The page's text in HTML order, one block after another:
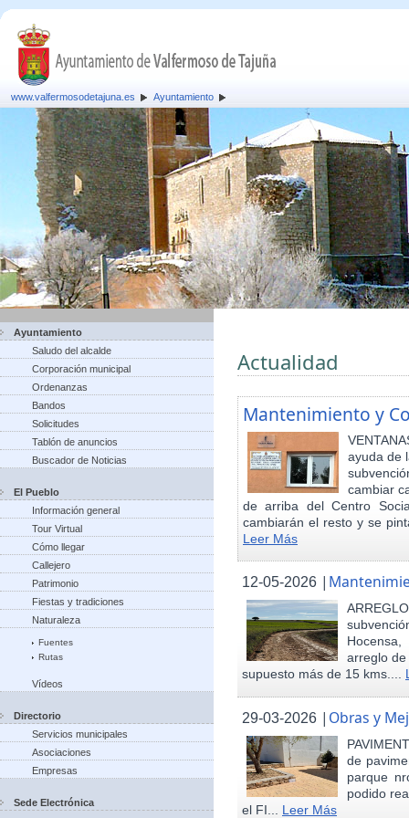
www.valfermosodetajuna.es Ayuntamiento
Ayuntamiento
Saludo del alcalde
Corporación municipal
Ordenanzas
Bandos
Solicitudes
Tablón de anuncios
Buscador de Noticias
El Pueblo
Información general
Tour Virtual
Cómo llegar
Callejero
Patrimonio
Fiestas y tradiciones
Naturaleza
Fuentes
Rutas
Vídeos
Directorio
Servicios municipales
Asociaciones
Empresas
Sede Electrónica
Actualidad
Mantenimiento y
ayuda de
cambiar
de arriba del Centro
cambiarán el resto y se
Leer Más
12-05-2026 |
arreglo
supuesto más de 15 kms....
29-03-2026 | Obras y
de
parque
podido
el FI... Leer Más